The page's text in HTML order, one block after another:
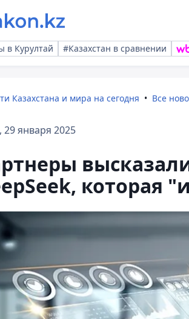
в Курултай #Казахстан в сравнении
Казахстана и мира на сегодня Все
29 января 2025
которая